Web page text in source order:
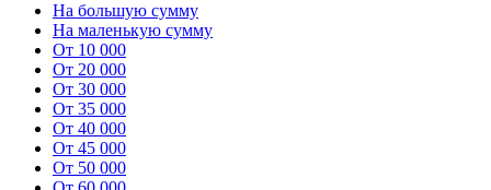
На большую сумму
На маленькую сумму
От 10 000
От 20 000
От 30 000
От 35 000
От 40 000
От 45 000
От 50 000